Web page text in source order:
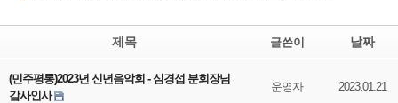
제목 글쓴이 날짜
(민주평통)2023년 신년음악회 - 심경섭 분회장님
감사인사
운영자 2023.01.21